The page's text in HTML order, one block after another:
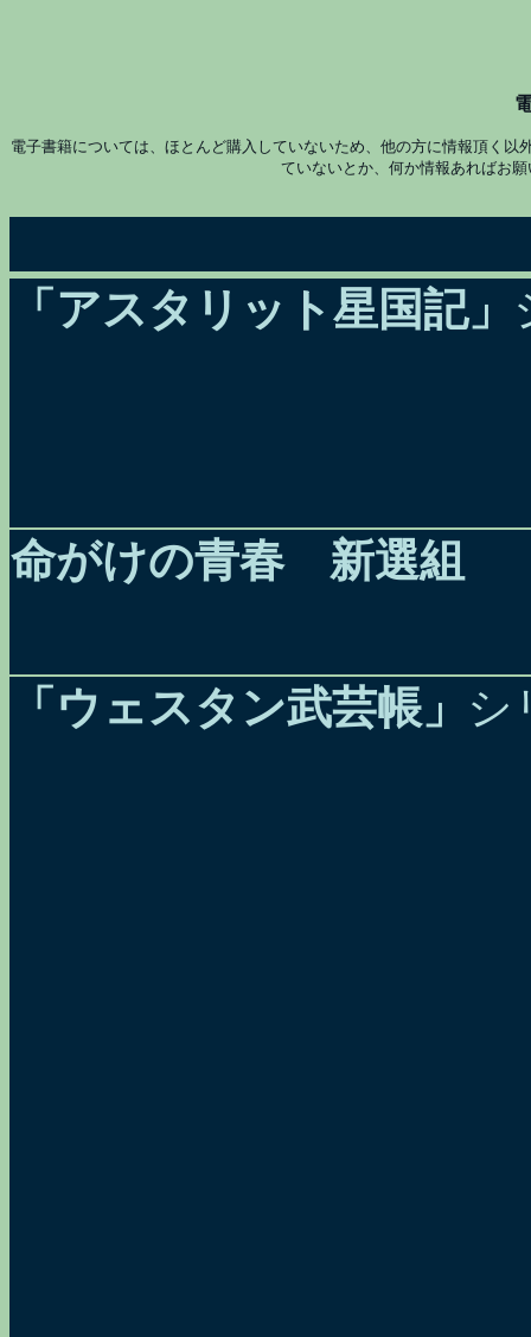
電子書籍については、ほとんど購入していないため、他の方に情報頂く
ていないとか、何か情報あればお
「アスタリット星国記」
命がけの青春 新選組
「ウェスタン武芸帳」 シ